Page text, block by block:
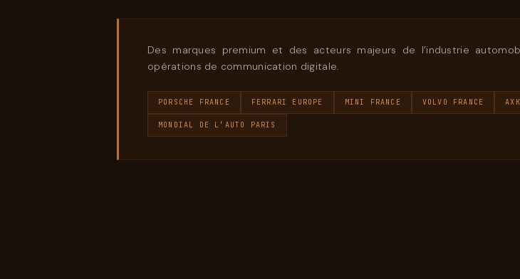
Des marques premium et des acteurs majeurs de l’industrie
opérations de communication digitale.
PORSCHE FRANCE FERRARI EUROPE MINI FRANCE VOLVO FRANCE
MONDIAL DE L’AUTO PARIS